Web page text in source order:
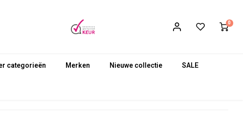
0
categorieën Merken Nieuwe collectie SALE